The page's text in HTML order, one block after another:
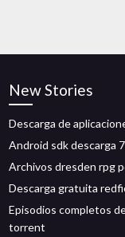
New Stories
Descarga de
Android sdk descarga
Archivos dresden rpg
Descarga gratuita
Episodios completos
torrent